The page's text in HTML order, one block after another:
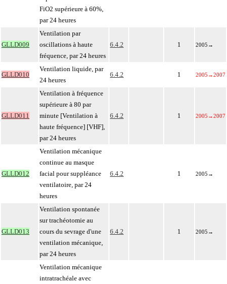
FiO2 supérieure à 60%,
par 24 heures
GLLD009
Ventilation par
oscillations à haute
fréquence, par 24 heures
6.4.2 1 2005 →
GLLD010
Ventilation liquide, par
24 heures
6.4.2 1 2005 →2007
GLLD011
Ventilation à fréquence
supérieure à 80 par
minute [Ventilation à
haute fréquence] [VHF],
par 24 heures
6.4.2 1 2005 →2007
GLLD012
Ventilation mécanique
continue au masque
facial pour suppléance
ventilatoire, par 24
heures
6.4.2 1 2005 →
GLLD013
Ventilation spontanée
sur trachéotomie au
cours du sevrage d'une
ventilation mécanique,
par 24 heures
6.4.2 1 2005 →
Ventilation mécanique
intratrachéale avec